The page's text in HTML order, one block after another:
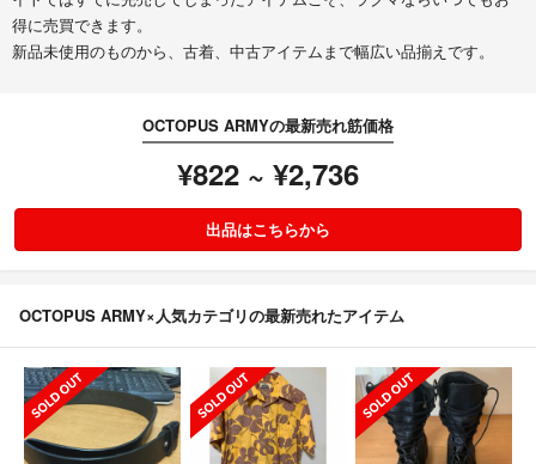
得に売買できます。
新品未使用のものから、古着、中古アイテムまで幅広い品揃えです。
OCTOPUS ARMYの最新売れ筋価格
¥822 ~ ¥2,736
出品はこちらから
OCTOPUS ARMY×人気カテゴリの最新売れたアイテム